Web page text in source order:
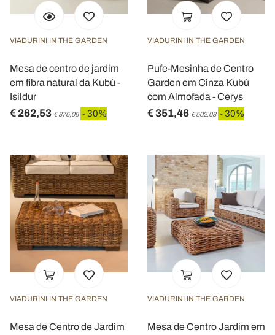
VIADURINI IN THE GARDEN
Mesa de centro de jardim
em fibra natural da Kubù -
Isildur
€ 262,53 € 375,05 - 30%
VIADURINI IN THE GARDEN
Pufe-Mesinha de Centro
Garden em Cinza Kubù
com Almofada - Cerys
€ 351,46 € 502,08 - 30%
VIADURINI IN THE GARDEN
Mesa de Centro de Jardim
VIADURINI IN THE GARDEN
Mesa de Centro Jardim em